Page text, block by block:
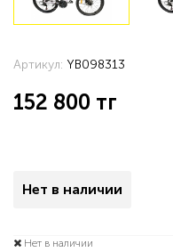
Артикул: YB098313
152 800 тг
Нет в наличии
Нет в наличии